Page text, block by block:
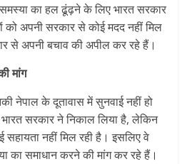
का हल ढूंढ़ने के लिए भारत सरकार
अपनी सरकार से कोई मदद नहीं मिल
से अपनी बचाव की अपील कर रहे हैं।
मांग
नेपाल के दूतावास में सुनवाई नहीं हो
सरकार ने निकाल लिया है, लेकिन
नहीं मिल रही है। इसलिए वे
का समाधान करने की मांग कर रहे हैं।